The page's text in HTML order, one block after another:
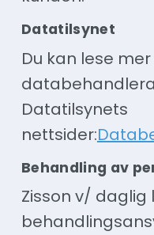
Datatilsynet
Du kan lese
Datatilsynets
nettsider:
Behandling av
Zisson v/ daglig